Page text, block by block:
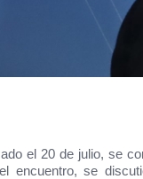
el 20 de julio, se
encuentro, se